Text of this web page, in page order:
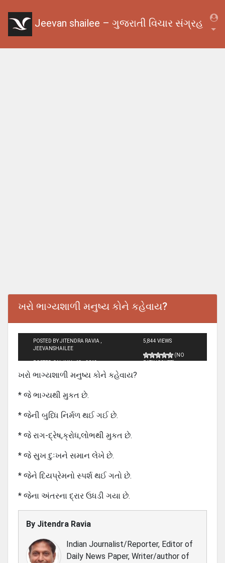
Jeevan shailee – ગુજરાતી વિચાર સંગ્રહ
ખરો ભાગ્યશાળી મનુષ્ય કોને કહેવાય?
POSTED BY JITENDRA RAVIA ,
JEEVANSHAILEE
POSTED ON JUN - 13 - 2013
5,844 VIEWS
(NO
RATINGS YET)
ખરો ભાગ્યશાળી મનુષ્ય કોને કહેવાય?
* જે ભાગ્યથી મુકત છે.
* જેની બુધ્ધિ નિર્મળ થઈ ગઈ છે.
* જે રાગ-દ્રેષ,ક્રોધ,લોભથી મુકત છે.
* જે સુખ દુઃખને સમાન લેખે છે.
* જેને દિયપ્રેમનો સ્પર્શ થઈ ગતો છે.
* જેના અંતરના દ્રાર ઉધડી ગયા છે.
By Jitendra Ravia
Indian Journalist/Reporter, Editor of
Daily News Paper, Writer/author of